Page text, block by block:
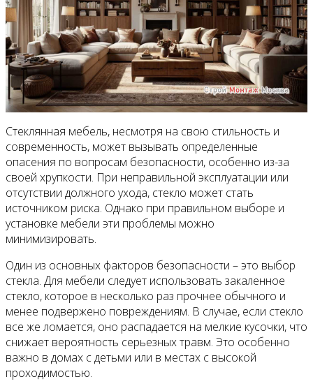
Стеклянная мебель, несмотря на свою стильность и
современность, может вызывать определенные
опасения по вопросам безопасности, особенно из-за
своей хрупкости. При неправильной эксплуатации или
отсутствии должного ухода, стекло может стать
источником риска. Однако при правильном выборе и
установке мебели эти проблемы можно
минимизировать.
Один из основных факторов безопасности – это выбор
стекла. Для мебели следует использовать закаленное
стекло, которое в несколько раз прочнее обычного и
менее подвержено повреждениям. В случае, если стекло
все же ломается, оно распадается на мелкие кусочки, что
снижает вероятность серьезных травм. Это особенно
важно в домах с детьми или в местах с высокой
проходимостью.